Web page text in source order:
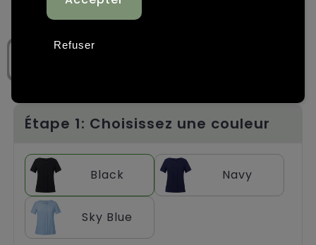
Sacs à dos
Tassen voor sport
Chariots
Chaussures personnalisées
Étape 1: Choisissez une couleur
Black Navy
Sky Blue
Refuser